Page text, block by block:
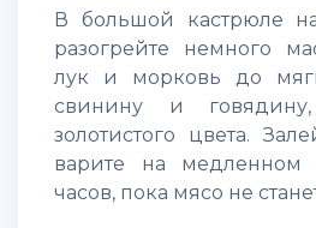
В большой кастрюле на среднем огне
разогрейте немного
лук и морковь до
свинину и
золотистого цвета.
варите на медленном
часов, пока мясо не